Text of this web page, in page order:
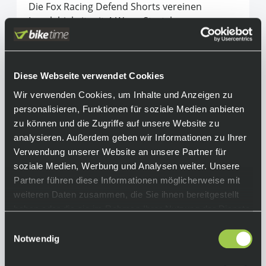
Diese Webseite verwendet Cookies
Wir verwenden Cookies, um Inhalte und Anzeigen zu
personalisieren, Funktionen für soziale Medien anbieten
zu können und die Zugriffe auf unsere Website zu
analysieren. Außerdem geben wir Informationen zu Ihrer
Verwendung unserer Website an unsere Partner für
soziale Medien, Werbung und Analysen weiter. Unsere
Partner führen diese Informationen möglicherweise mit
weiteren Daten zusammen, die Sie ihnen bereitgestellt
haben oder die sie im Rahmen Ihrer Nutzung der Dienste
Notwendig
Die Fox Racing Defend Shorts vereinen
Langlebigkeit mit 4-Wege-Stretch, was
optimale Bewegungsfreiheit beim Climben
und zuverlässigen Schutz bei Abfahrten
Rennstil ermöglicht eine schnelle und einfache
Anpassung der Passform. Die
Reißverschlusstaschen bieten genügend
Stauraum für wichtige Utensilien, die du für
deine langen Tage im Park brauchst. Mit den
Mountainbike-Shorts Defend kannst du selbst
auf den härtesten Trails mit vollem
Selbstvertrauen neue Grenzen überwinden.
Das Design ohne Reißverschluss erhöht
Equipment